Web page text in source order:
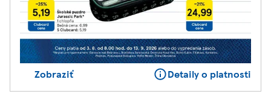
Zobraziť Detaily o platnosti